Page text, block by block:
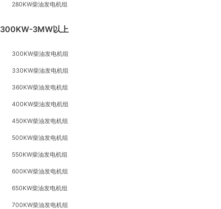
280KW柴油发电机组
300KW-3MW以上
300KW柴油发电机组
330KW柴油发电机组
360KW柴油发电机组
400KW柴油发电机组
450KW柴油发电机组
500KW柴油发电机组
550KW柴油发电机组
600KW柴油发电机组
650KW柴油发电机组
700KW柴油发电机组